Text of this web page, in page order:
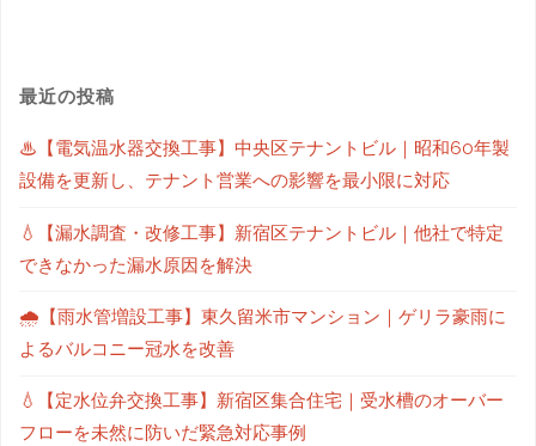
最近の投稿
♨【電気温水器交換工事】中央区テナントビル｜昭和60年製
設備を更新し、テナント営業への影響を最小限に対応
💧【漏水調査・改修工事】新宿区テナントビル｜他社で特定
できなかった漏水原因を解決
🌧【雨水管増設工事】東久留米市マンション｜ゲリラ豪雨に
よるバルコニー冠水を改善
💧【定水位弁交換工事】新宿区集合住宅｜受水槽のオーバー
フローを未然に防いだ緊急対応事例